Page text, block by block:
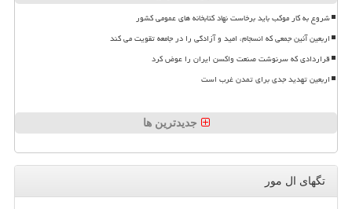
شروع به کار موکب باید برخاست نهاد کتابخانه های عمومی کشور
اربعین آئین جمعی که انسجام، امید و آزادگی را در جامعه تقویت می کند
قراردادی که سرنوشت صنعت واکسن ایران را عوض کرد
اربعین تهدید جدی برای تمدن غرب است
جدیدترین ها
تگهای ال مور